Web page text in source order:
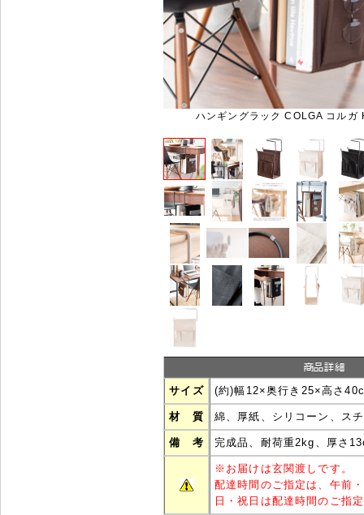
ハンギングラック COLGA コルガ
サイズ (約)幅12×奥行き25×高さ
材 質 綿、厚紙、シリコーン、ス
備 考 完成品、耐荷重2kg、厚さ
※ お届けは玄関渡しです。
配達時間のご指定は、午前
日・祝日は配達時間のご指